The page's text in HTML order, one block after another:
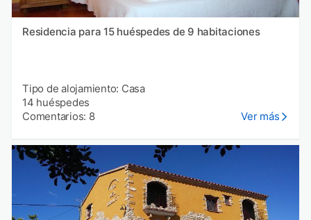
Residencia para 15 huéspedes de 9 habitaciones
Tipo de alojamiento: Casa
14 huéspedes
Comentarios: 8
Ver más